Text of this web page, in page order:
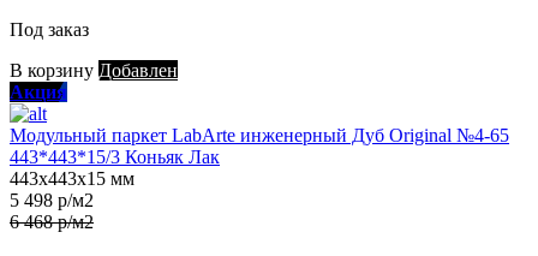
Под заказ
В корзину Добавлен
Акция
Модульный паркет LabArte инженерный Дуб Original №4-65
443*443*15/3 Коньяк Лак
443х443х15 мм
5 498 р/м2
6 468 р/м2